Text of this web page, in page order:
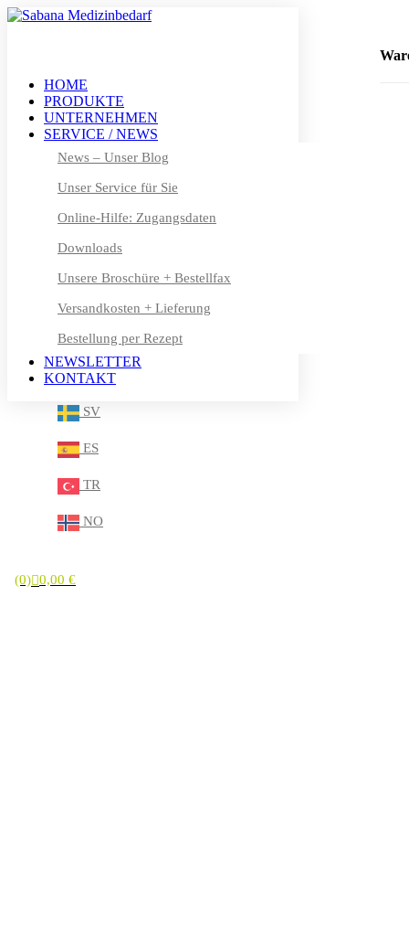
+49 (0) 611 – 50 46 40 8-0
MEIN KONTO
DE
DE
EN
FR
NL
FI
IT
SV
ES
TR
NO
(0) 0,00 €
HOME
PRODUKTE
UNTERNEHMEN
SERVICE / NEWS
News – Unser Blog
Unser Service für Sie
Online-Hilfe: Zugangsdaten
Downloads
Unsere Broschüre + Bestellfax
Versandkosten + Lieferung
Bestellung per Rezept
NEWSLETTER
KONTAKT